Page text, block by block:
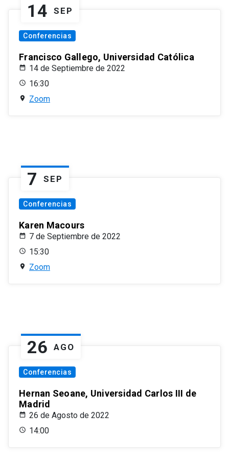
14 SEP
Conferencias
Francisco Gallego, Universidad Católica
14 de Septiembre de 2022
16:30
Zoom
7 SEP
Conferencias
Karen Macours
7 de Septiembre de 2022
15:30
Zoom
26 AGO
Conferencias
Hernan Seoane, Universidad Carlos III de
Madrid
26 de Agosto de 2022
14:00